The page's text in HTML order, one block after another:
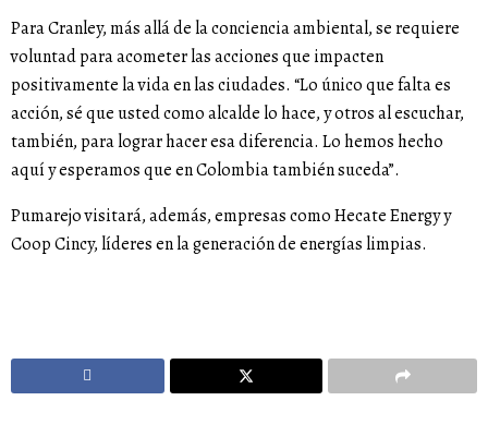
Para Cranley, más allá de la conciencia ambiental, se requiere
voluntad para acometer las acciones que impacten
positivamente la vida en las ciudades. “Lo único que falta es
acción, sé que usted como alcalde lo hace, y otros al escuchar,
también, para lograr hacer esa diferencia. Lo hemos hecho
aquí y esperamos que en Colombia también suceda”.
Pumarejo visitará, además, empresas como Hecate Energy y
Coop Cincy, líderes en la generación de energías limpias.